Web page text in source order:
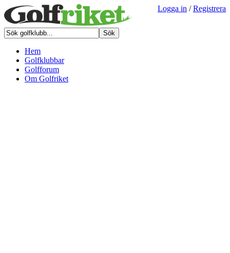
Logga in /Registrera
Hem
Golfklubbar
Golfforum
Om Golfriket